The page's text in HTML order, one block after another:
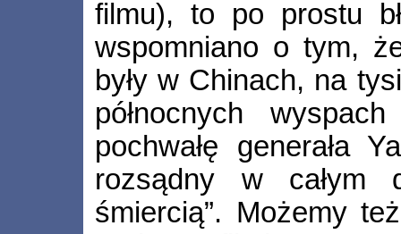
filmu), to po prostu
wspomniano o tym,
były w Chinach, na
północnych
pochwałę generała
rozsądny w całym
śmiercią”. Możemy